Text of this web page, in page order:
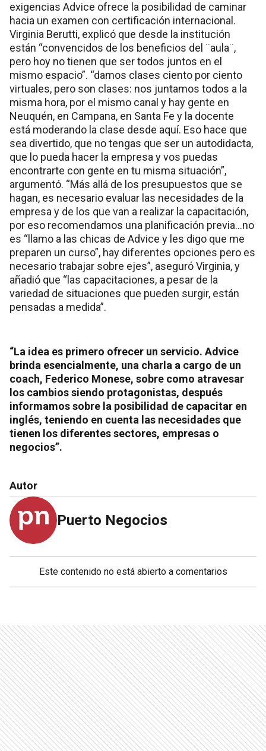
exigencias Advice ofrece la posibilidad de caminar
hacia un examen con certificación internacional.
Virginia Berutti, explicó que desde la institución
están “convencidos de los beneficios del ¨aula¨,
pero hoy no tienen que ser todos juntos en el
mismo espacio”. “damos clases ciento por ciento
virtuales, pero son clases: nos juntamos todos a la
misma hora, por el mismo canal y hay gente en
Neuquén, en Campana, en Santa Fe y la docente
está moderando la clase desde aquí. Eso hace que
sea divertido, que no tengas que ser un autodidacta,
que lo pueda hacer la empresa y vos puedas
encontrarte con gente en tu misma situación”,
argumentó. “Más allá de los presupuestos que se
hagan, es necesario evaluar las necesidades de la
empresa y de los que van a realizar la capacitación,
por eso recomendamos una planificación previa…no
es “llamo a las chicas de Advice y les digo que me
preparen un curso”, hay diferentes opciones pero es
necesario trabajar sobre ejes”, aseguró Virginia, y
añadió que “las capacitaciones, a pesar de la
variedad de situaciones que pueden surgir, están
pensadas a medida”.
“La idea es primero ofrecer un servicio. Advice
brinda esencialmente, una charla a cargo de un
coach, Federico Monese, sobre como atravesar
los cambios siendo protagonistas, después
informamos sobre la posibilidad de capacitar en
inglés, teniendo en cuenta las necesidades que
tienen los diferentes sectores, empresas o
negocios”.
Autor
Puerto Negocios
Este contenido no está abierto a comentarios